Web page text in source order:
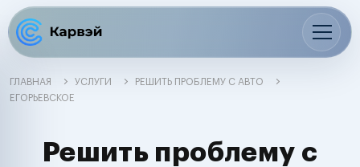
ГЛАВНАЯ УСЛУГИ
РЕШИТЬ ПРОБЛЕМУ С АВТО
ЕГОРЬЕВСКОЕ
Решить проблему с